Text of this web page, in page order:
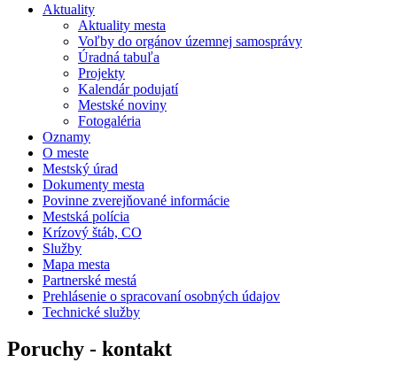
Aktuality
Aktuality mesta
Voľby do orgánov územnej samosprávy
Úradná tabuľa
Projekty
Kalendár podujatí
Mestské noviny
Fotogaléria
Oznamy
O meste
Mestský úrad
Dokumenty mesta
Povinne zverejňované informácie
Mestská polícia
Krízový štáb, CO
Služby
Mapa mesta
Partnerské mestá
Prehlásenie o spracovaní osobných údajov
Technické služby
Poruchy - kontakt